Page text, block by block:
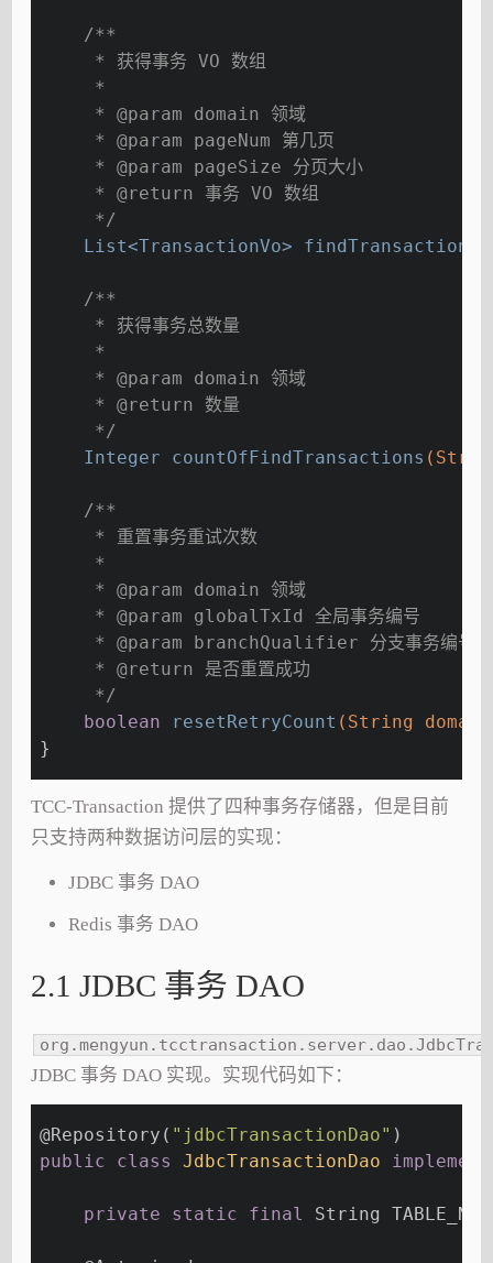
/**
     * 获得事务 VO 数组
     *
     *
@param domain 领域
     *
@param pageNum 第几页
     *
@param pageSize 分页大小
     *
@return 事务 VO 数组
     */
List<TransactionVo> findTransactions
/**
     * 获得事务总数量
     *
     *
@param domain 领域
     *
@return 数量
     */
Integer countOfFindTransactions
/**
     * 重置事务重试次数
     *
     *
@param domain 领域
     *
@param globalTxId 全局事务编号
     *
@param branchQualifier 分支事务编号
     *
@return 是否重置成功
     */
boolean
resetRetryCount (String
}
TCC-Transaction 提供了四种事务存储器，但是目前
只支持两种数据访问层的实现：
JDBC 事务 DAO
Redis 事务 DAO
2.1 JDBC 事务 DAO
JDBC 事务 DAO 实现。实现代码如下：
@Repository ( "jdbcTransactionDao" )
public
class JdbcTransactionDao
private static final String